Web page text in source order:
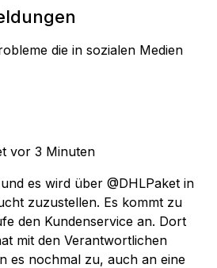
die in sozialen Medien
vor 3 Minuten
es wird über @DHLPaket in
zuzustellen. Es kommt zu
den Kundenservice an. Dort
mit den Verantwortlichen
es nochmal zu, auch an eine